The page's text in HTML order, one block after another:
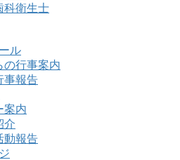
科衛生士
ル
の行事案内
事報告
案内
介
動報告